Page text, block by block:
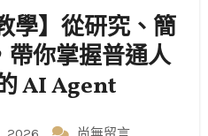
學】從研究、簡
帶你掌握普通人
AI Agent